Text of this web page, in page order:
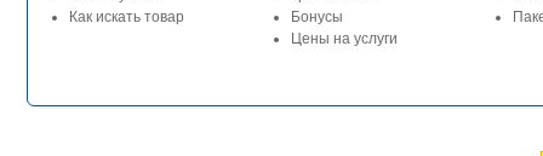
Как искать товар
Бонусы
Цены на услуги